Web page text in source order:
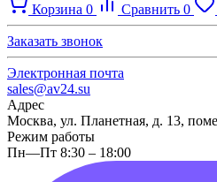
Корзина 0 Сравнить 0
Заказать звонок
Электронная почта
sales@av24.su
Адрес
Москва, ул. Планетная, д. 13,
Режим работы
Пн—Пт 8:30 – 18:00